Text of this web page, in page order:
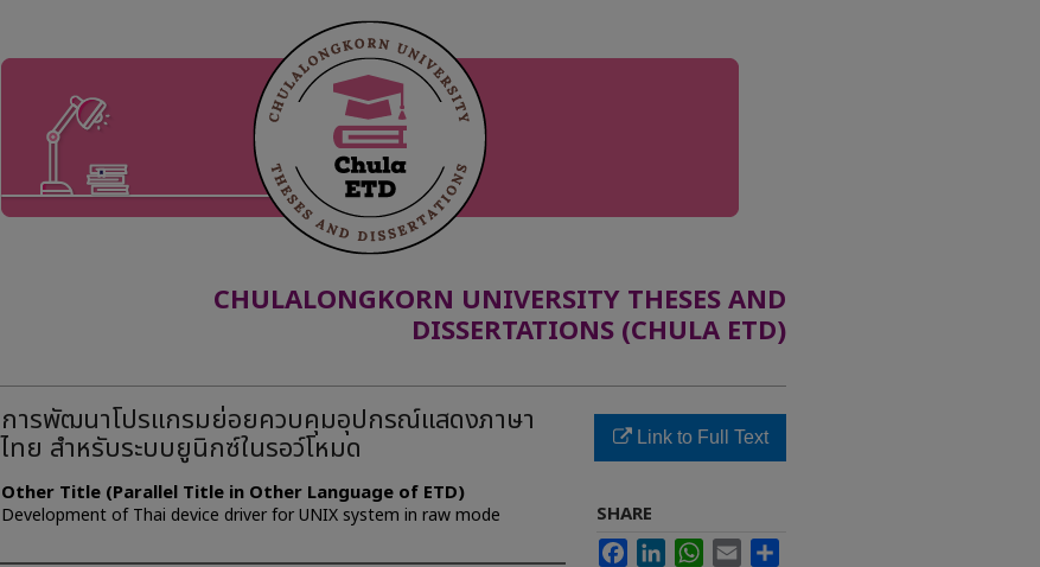
CHULALONGKORN UNIVERSITY THESES AND
DISSERTATIONS (CHULA ETD)
การพัฒนาโปรแกรมย่อยควบคุมอุปกรณ์แสดงภาษา
ไทย สำหรับระบบยูนิกซ์ในรอว์โหมด
Other Title (Parallel Title in Other Language of ETD)
Development of Thai device driver for UNIX system in raw mode
Link to Full Text
SHARE
FacebookLinkedInWhatsApp
Email